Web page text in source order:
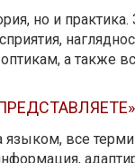
но и
а также
языком, все